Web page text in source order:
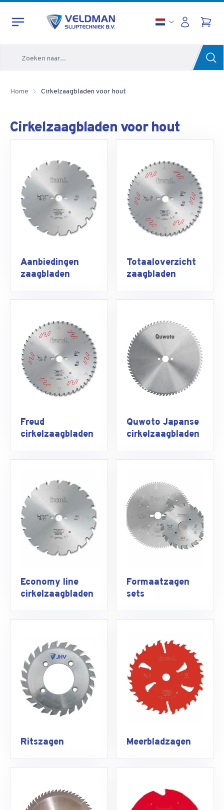
Home Cirkelzaagbladen voor hout
Cirkelzaagbladen voor hout
Aanbiedingen
zaagbladen
Totaaloverzicht
zaagbladen
Freud
cirkelzaagbladen
Quwoto Japanse
cirkelzaagbladen
Economy line
cirkelzaagbladen
Formaatzagen
sets
Ritszagen Meerbladzagen